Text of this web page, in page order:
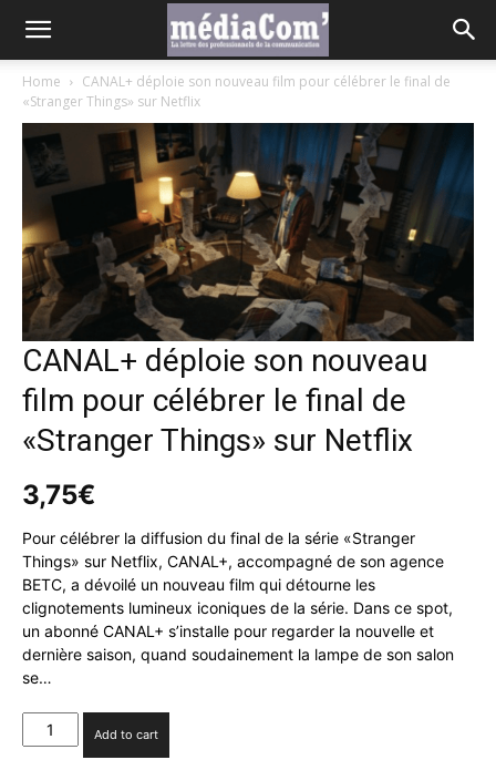
Home
CANAL+ déploie son nouveau film pour célébrer le final de
«Stranger Things» sur Netflix
CANAL+ déploie son nouveau
film pour célébrer le final de
«Stranger Things» sur Netflix
3,75€
Pour célébrer la diffusion du final de la série «Stranger
Things» sur Netflix, CANAL+, accompagné de son agence
BETC, a dévoilé un nouveau film qui détourne les
clignotements lumineux iconiques de la série. Dans ce spot,
un abonné CANAL+ s’installe pour regarder la nouvelle et
dernière saison, quand soudainement la lampe de son salon
se…
CANAL+
déploie
Add to cart